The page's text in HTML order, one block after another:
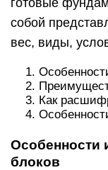
собой
вес, виды,
Как
Особенности
блоков